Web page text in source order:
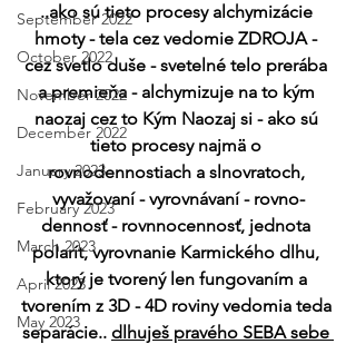
September 2022
October 2022
November 2022
December 2022
January 2023
February 2023
March 2023
April 2023
May 2023
..ako sú tieto procesy alchymizácie
hmoty - tela cez vedomie ZDROJA -
cez svetlo duše - svetelné telo prerába
a premieňa - alchymizuje na to kým
naozaj cez to Kým Naozaj si - ako sú
tieto procesy najmä o
rovnodennostiach a slnovratoch,
vyvažovaní - vyrovnávaní - rovno-
dennosť - rovnnocennosť, jednota
polarít, vyrovnanie Karmického dlhu,
ktorý je tvorený len fungovaním a
tvorením z 3D - 4D roviny vedomia teda
separácie.. dlhuješ pravého SEBA sebe